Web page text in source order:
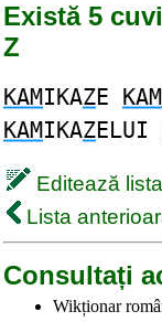
Există 5
Z
KAMIKAZE KAM
KAMIKAZELUI
Editează lista
Lista
Consultați
Wikționar